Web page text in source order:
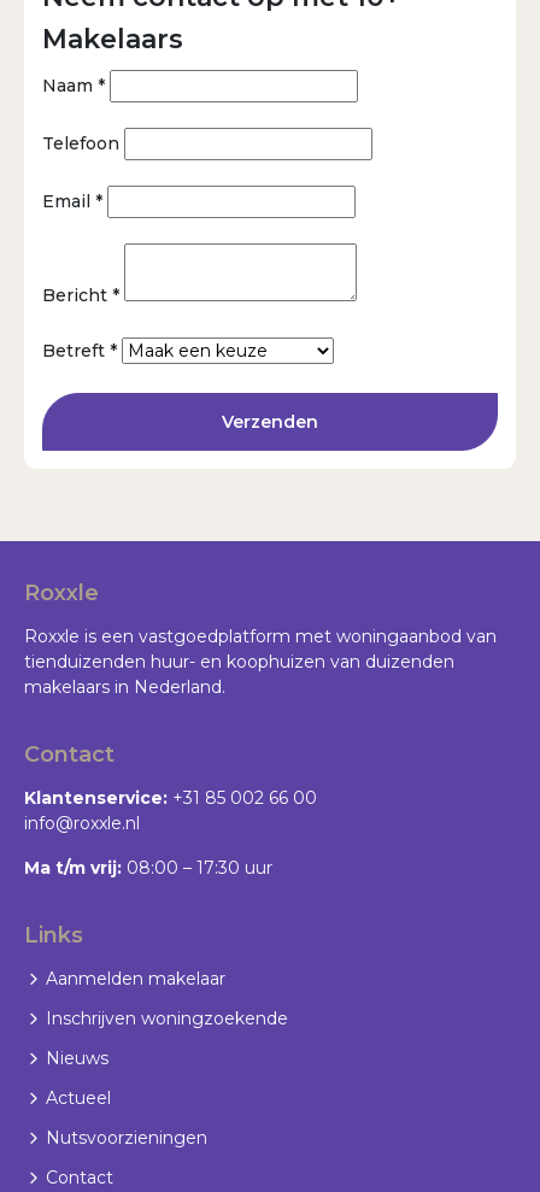
Makelaars
Naam *
Telefoon
Email *
Bericht *
Betreft *
Verzenden
Roxxle
Roxxle is een vastgoedplatform met woningaanbod van
tienduizenden huur- en koophuizen van duizenden
makelaars in Nederland.
Contact
Klantenservice: +31 85 002 66 00
info@roxxle.nl
Ma t/m vrij: 08:00 – 17:30 uur
Links
Aanmelden makelaar
Inschrijven woningzoekende
Nieuws
Actueel
Nutsvoorzieningen
Contact